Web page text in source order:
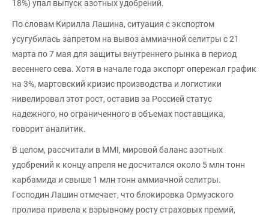
18%) упал выпуск азотных удобрений.
По словам Кирилла Лашина, ситуация с экспортом
усугубилась запретом на вывоз аммиачной селитры с 21
марта по 7 мая для защиты внутреннего рынка в период
весеннего сева. Хотя в начале года экспорт опережал график
на 3%, мартовский кризис производства и логистики
нивелировал этот рост, оставив за Россией статус
надежного, но ограниченного в объемах поставщика,
говорит аналитик.
В целом, рассчитали в MMI, мировой баланс азотных
удобрений к концу апреля не досчитался около 5 млн тонн
карбамида и свыше 1 млн тонн аммиачной селитры.
Господин Лашин отмечает, что блокировка Ормузского
пролива привела к взрывному росту страховых премий,